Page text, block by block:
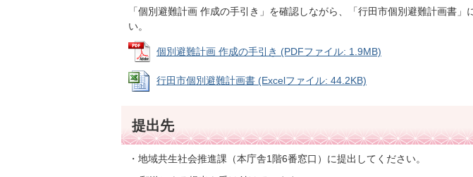
「個別避難計画 作成の手引き」を確認しながら、「行田市個別避難計画書」
い。
個別避難計画 作成の手引き (PDFファイル: 1.9MB)
行田市個別避難計画書 (Excelファイル: 44.2KB)
提出先
・地域共生社会推進課（本庁舎1階6番窓口）に提出してください。